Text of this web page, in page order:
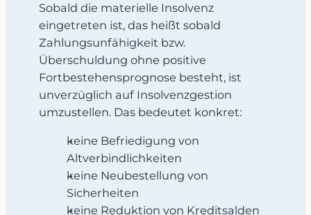
Sobald die materielle Insolvenz
eingetreten ist, das heißt sobald
Zahlungsunfähigkeit bzw.
Überschuldung ohne positive
Fortbestehensprognose besteht, ist
unverzüglich auf Insolvenzgestion
umzustellen. Das bedeutet konkret:
keine Befriedigung von
Altverbindlichkeiten
keine Neubestellung von
Sicherheiten
keine Reduktion von Kreditsalden